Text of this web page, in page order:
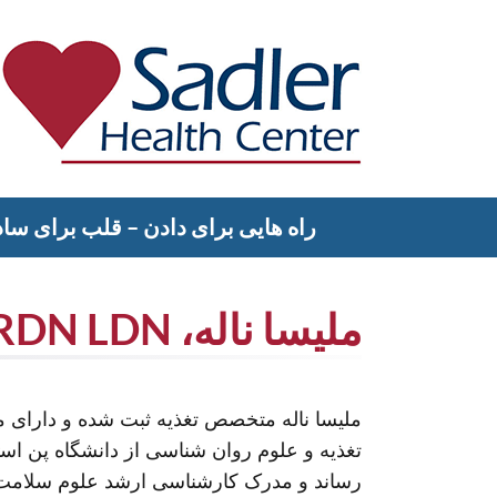
Sadler Health Center
راه هایی برای دادن – قلب برای
ملیسا ناله، MHSc RDN LDN
ملیسا ناله متخصص تغذیه ثبت شده و
تغذیه و علوم روان شناسی از دانشگاه پن
رساند و مدرک کارشناسی ارشد علوم